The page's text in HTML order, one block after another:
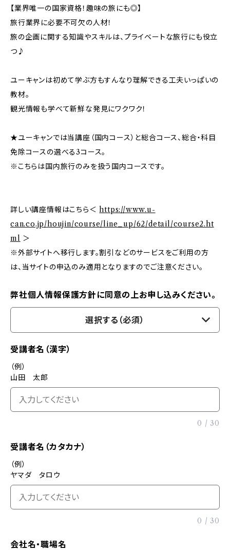
【業界唯一の国家資格！趣味の旅にも◎】
旅行業界に必要不可欠の人材！
旅の企画に関する知識やスキルは、プライベートな旅行にも役立
つ♪
ユーキャンは初めて学ぶ方もすんなり理解できる工夫いっぱいの
教材。
観光情報も学べて新鮮な発見にワクワク！
★ユーキャンでは当講座（国内コース）と総合コース、総合・科目
免除コースの選べる3コース。
※こちらは国内旅行のみを扱う国内コースです。
詳しい講座情報はこちら＜https://www.u-
can.co.jp/houjin/course/line_up/62/detail/course2.ht
ml ＞
※外部サイトへ移行します。割引などのサービスをご利用の方
は、当サイトの申込のみ適用となりますのでご注意ください。
弊社個人情報保護方針に同意の上お申し込みください。
選択する（必須）
受講者名（漢字）
（例）
山田 太郎
0 / 30
受講者名（カタカナ）
（例）
ヤマダ タロウ
0 / 30
会社名・職場名